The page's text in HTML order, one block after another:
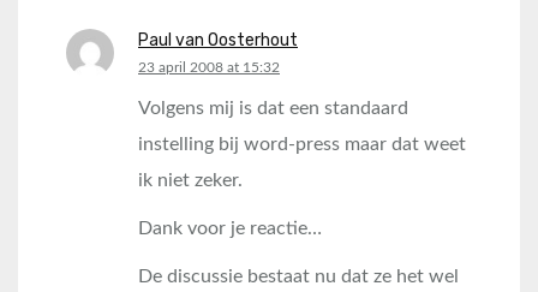
Paul van Oosterhout
says:
23 april 2008 at 15:32
Volgens mij is dat een standaard
instelling bij word-press maar dat weet
ik niet zeker.
Dank voor je reactie…
De discussie bestaat nu dat ze het wel